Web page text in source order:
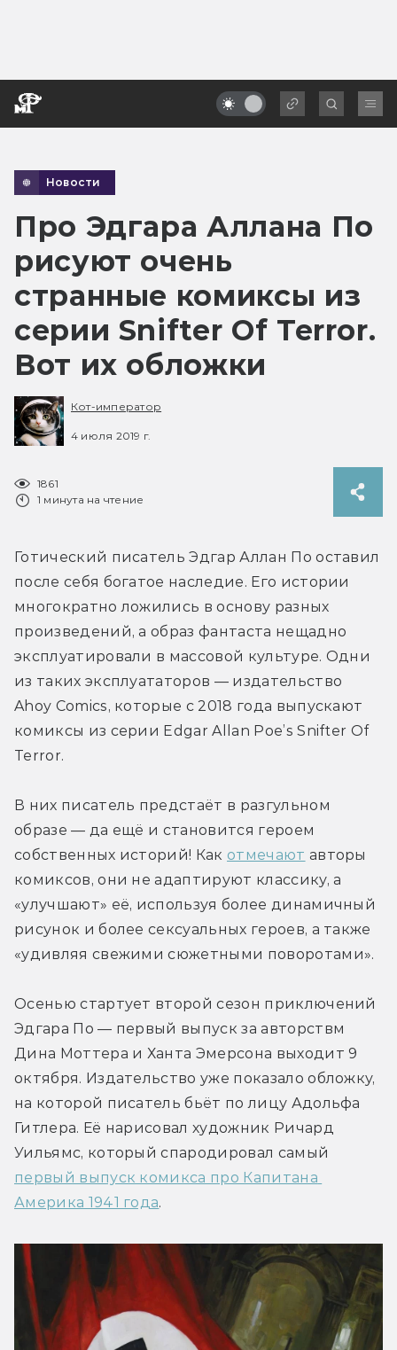
Новости
Про Эдгара Аллана По
рисуют очень
странные комиксы из
серии Snifter Of Terror.
Вот их обложки
Кот-император
4 июля 2019 г.
1861
1 минута на чтение
Готический писатель Эдгар Аллан По оставил
после себя богатое наследие. Его истории
многократно ложились в основу разных
произведений, а образ фантаста нещадно
эксплуатировали в массовой культуре. Одни
из таких эксплуататоров — издательство
Ahoy Comics, которые с 2018 года выпускают
комиксы из серии Edgar Allan Poe’s Snifter Of
Terror.
В них писатель предстаёт в разгульном
образе — да ещё и становится героем
собственных историй! Как отмечают авторы
комиксов, они не адаптируют классику, а
«улучшают» её, используя более динамичный
рисунок и более сексуальных героев, а также
«удивляя свежими сюжетными поворотами».
Осенью стартует второй сезон приключений
Эдгара По — первый выпуск за авторствм
Дина Моттера и Ханта Эмерсона выходит 9
октября. Издательство уже показало обложку,
на которой писатель бьёт по лицу Адольфа
Гитлера. Её нарисовал художник Ричард
первый выпуск комикса про Капитана
Америка 1941 года.